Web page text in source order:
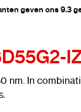
geven ons 9.3
nm. In